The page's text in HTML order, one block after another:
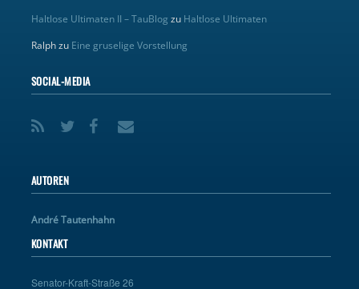
Haltlose Ultimaten II – TauBlog zu Haltlose Ultimaten
Ralphzu Eine gruselige Vorstellung
SOCIAL-MEDIA
AUTOREN
André Tautenhahn
KONTAKT
Senator-Kraft-Straße 26